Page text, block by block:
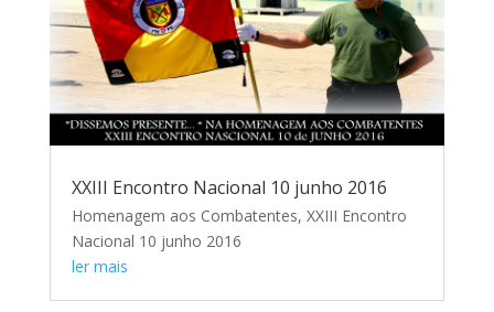
XXIII Encontro Nacional 10 junho 2016
Homenagem aos Combatentes, XXIII Encontro
Nacional 10 junho 2016
ler mais